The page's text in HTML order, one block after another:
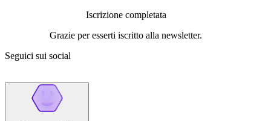
Iscrizione completata
Grazie per esserti iscritto alla newsletter.
Seguici sui social